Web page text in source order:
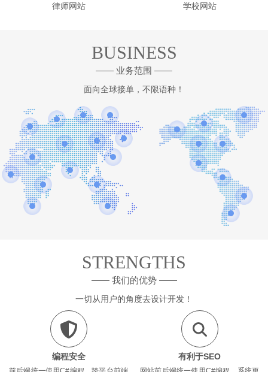
律师网站 学校网站
BUSINESS
—— 业务范围 ——
面向全球接单，不限语种！
STRENGTHS
—— 我们的优势 ——
一切从用户的角度去设计开发！
编程安全 有利于SEO